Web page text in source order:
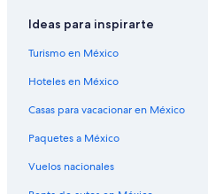
Ideas para inspirarte
Turismo en México
Hoteles en México
Casas para vacacionar en México
Paquetes a México
Vuelos nacionales